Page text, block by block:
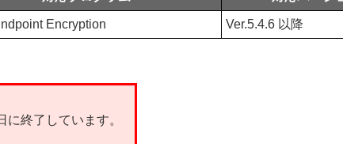
Encryption Ver.5.4.6 以降
終了しています。